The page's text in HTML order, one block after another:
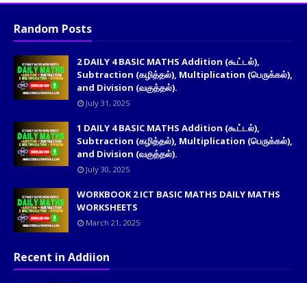
Random Posts
2 DAILY 4 BASIC MATHS Addition (கூட்டல்),
Subtraction (கழித்தல்), Multiplication (பெருக்கல்),
and Division (வகுத்தல்).
July 31, 2025
1 DAILY 4 BASIC MATHS Addition (கூட்டல்),
Subtraction (கழித்தல்), Multiplication (பெருக்கல்),
and Division (வகுத்தல்).
July 30, 2025
WORKBOOK 2 ICT BASIC MATHS DAILY MATHS
WORKSHEETS
March 21, 2025
Recent in Addiion